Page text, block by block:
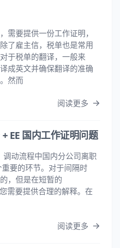
需要提供一份工作证明，
了雇主信，税单也是常用
于税单的翻译，一般来
成英文并确保翻译的准确
然而
阅读更多
EE 国内工作证明问题
调动流程中国内分公司离职
要的环节。对于间隔时
，但是在短暂的
需要提供合理的解释。在
阅读更多